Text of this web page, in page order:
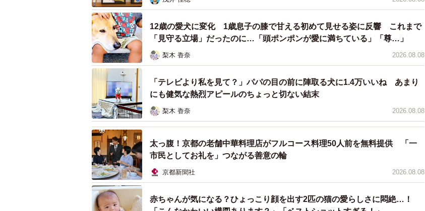
3/8
■山本正義・猫写真展
期間：2021年８月24日（火）〜30日（月）
会場：イオンモール神戸北・すずらんコート（兵庫県神戸市北区）
■山本正義・トークショー＆写真の撮り方講座
日時：2021年8月29日（日）13:00／15:00
会場：イオンモール神戸北・さざんかコート（兵庫県神戸市北区）
https://kobekita-aeonmall.com/
12歳の愛犬に変化 1歳息子の膝で甘える初めて見せる姿に反響 これまで
「見守る立場」だったのに…「頭ポンポンが愛に満ちている」「尊…」
梨木 香奈 2026.08.08
「テレビより私を見て？」パパの目の前に陣取る犬に1.4万いいね あまり
にも健気な熱烈アピールのちょっと切ない結末
梨木 香奈 2026.08.08
太っ腹！京都の老舗中華料理店がフルコース料理50人前を無料提供 「一
市民としてお礼を」つながる善意の輪
京都新聞社 2026.08.08
赤ちゃんが気になる？ひょっこり顔を出す2匹の猫の愛らしさに悶絶…！